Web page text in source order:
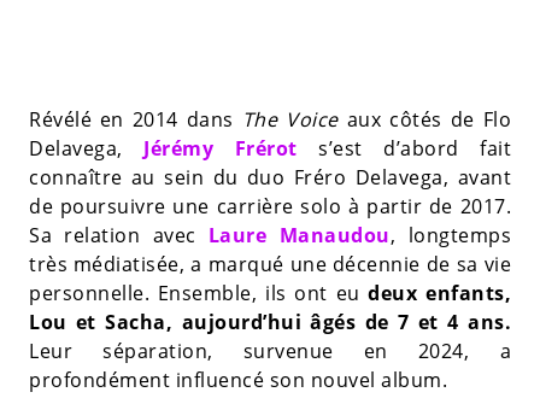
Révélé en 2014 dans The Voiceaux côtés de Flo
Delavega, Jérémy Frérot s’est d’abord fait
connaître au sein du duo Fréro Delavega, avant
de poursuivre une carrière solo à partir de 2017.
Sa relation avec Laure Manaudou, longtemps
très médiatisée, a marqué une décennie de sa vie
personnelle. Ensemble, ils ont eudeux enfants,
Lou et Sacha, aujourd’hui âgés de 7 et 4 ans.
Leur séparation, survenue en 2024, a
profondément influencé son nouvel album.